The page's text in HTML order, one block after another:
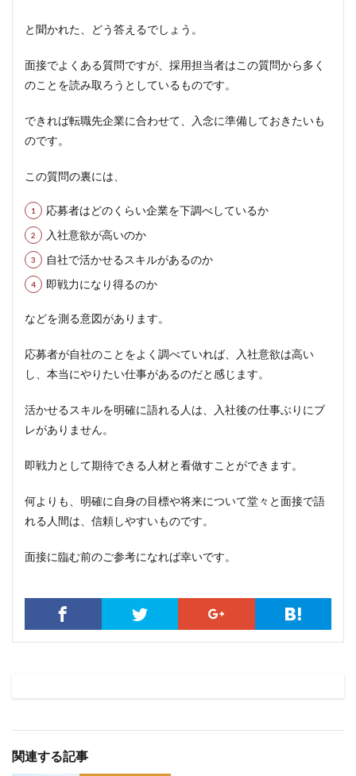
と聞かれた、どう答えるでしょう。
面接でよくある質問ですが、採用担当者はこの質問から多く
のことを読み取ろうとしているものです。
できれば転職先企業に合わせて、入念に準備しておきたいも
のです。
この質問の裏には、
応募者はどのくらい企業を下調べしているか
入社意欲が高いのか
自社で活かせるスキルがあるのか
即戦力になり得るのか
などを測る意図があります。
応募者が自社のことをよく調べていれば、入社意欲は高い
し、本当にやりたい仕事があるのだと感じます。
活かせるスキルを明確に語れる人は、入社後の仕事ぶりにブ
レがありません。
即戦力として期待できる人材と看做すことができます。
何よりも、明確に自身の目標や将来について堂々と面接で語
れる人間は、信頼しやすいものです。
面接に臨む前のご参考になれば幸いです。
関連する記事